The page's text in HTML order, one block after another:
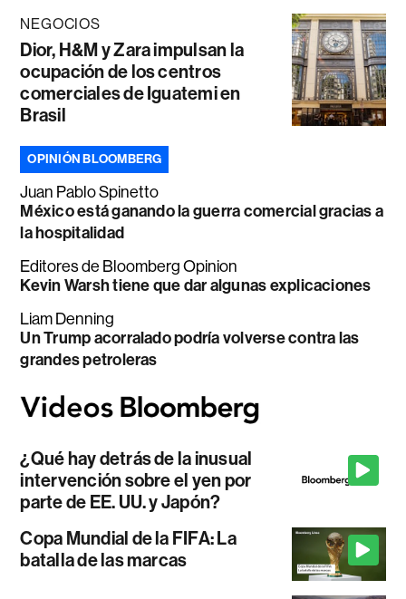
NEGOCIOS
Dior, H&M y Zara impulsan la
ocupación de los centros
comerciales de Iguatemi en
Brasil
OPINIÓN BLOOMBERG
Juan Pablo Spinetto
México está ganando la guerra comercial gracias a
la hospitalidad
Editores de Bloomberg Opinion
Kevin Warsh tiene que dar algunas explicaciones
Liam Denning
Un Trump acorralado podría volverse contra las
grandes petroleras
¿Qué hay detrás de la inusual
intervención sobre el yen por
parte de EE. UU. y Japón?
Copa Mundial de la FIFA: La
batalla de las marcas